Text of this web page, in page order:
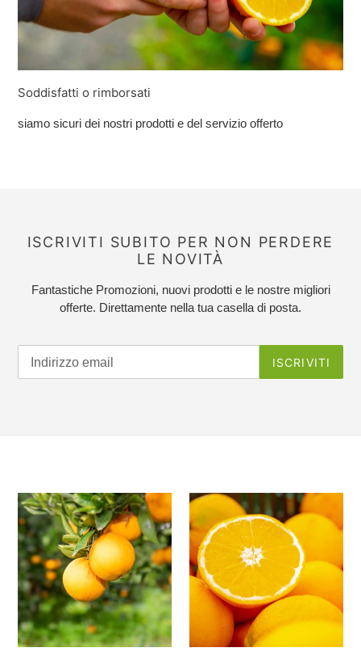
Soddisfatti o rimborsati
siamo sicuri dei nostri prodotti e del servizio offerto
ISCRIVITI SUBITO PER NON PERDERE
LE NOVITÀ
Fantastiche Promozioni, nuovi prodotti e le nostre migliori
offerte. Direttamente nella tua casella di posta.
ISCRIVITI
Arance
Bio
Family
(cal
medio
3-
4)
W.
Arance
Biologiche
W.Navel
da
Spremuta
Cal
piccolo